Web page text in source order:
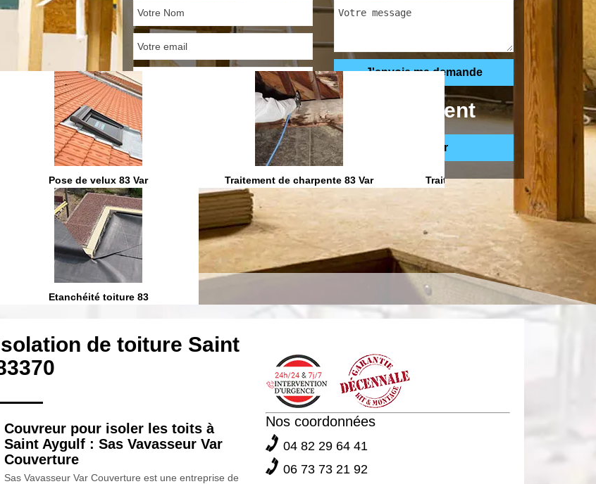
On vous rappelle gratuitement
Pose de velux 83 Var Traitement de charpente 83 Var Traitement anti Humidite 83 Var
Etanchéité toiture 83
de toiture Saint
Couvreur pour isoler les toits à
Saint Aygulf : Sas Vavasseur Var
Couverture
Sas Vavasseur Var Couverture est une entreprise de
Nos coordonnées
04 82 29 64 41
06 73 73 21 92